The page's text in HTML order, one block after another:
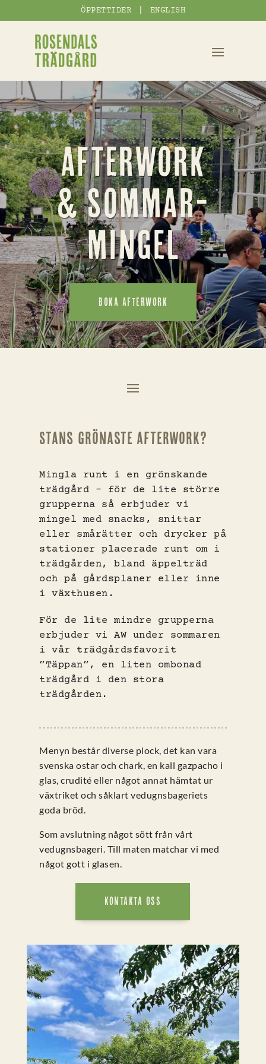
ÖPPETTIDER ENGLISH
AFTERWORK
& SOMMAR-
MINGEL
BOKA AFTERWORK
Stans grönaste afterwork?
Mingla runt i en grönskande
trädgård – för de lite större
grupperna så erbjuder vi
mingel med snacks, snittar
eller smårätter och drycker på
stationer placerade runt om i
trädgården, bland äppelträd
och på gårdsplaner eller inne
i växthusen.
För de lite mindre grupperna
erbjuder vi AW under sommaren
i vår trädgårdsfavorit
”Täppan”, en liten ombonad
trädgård i den stora
trädgården.
Menyn består diverse plock, det kan vara
svenska ostar och chark, en kall gazpacho i
glas, crudité eller något annat hämtat ur
växtriket och såklart vedugnsbageriets
goda bröd.
Som avslutning något sött från vårt
vedugnsbageri. Till maten matchar vi med
något gott i glasen.
KONTAKTA OSS